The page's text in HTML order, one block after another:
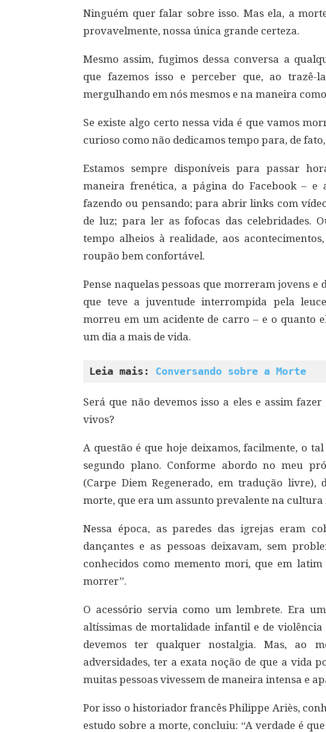
Ninguém quer falar sobre isso. Mas ela, a
provavelmente, nossa única grande certeza.
Mesmo assim, fugimos dessa conversa a
que fazemos isso e perceber que, ao trazê-
mergulhando em nós mesmos e na maneira
Se existe algo certo nessa vida é que vamos
curioso como não dedicamos tempo para, de
Estamos sempre disponíveis para passar
maneira frenética, a página do Facebook – e
fazendo ou pensando; para abrir links com
de luz; para ler as fofocas das celebridades.
tempo alheios à realidade, aos
roupão bem confortável.
Pense naquelas pessoas que morreram jovens
que teve a juventude interrompida pela
morreu em um acidente de carro – e o quanto
um dia a mais de vida.
Leia mais: Conversando sobre a Morte
Será que não devemos isso a eles e assim
vivos?
A questão é que hoje deixamos, facilmente, o
segundo plano. Conforme abordo no meu
(Carpe Diem Regenerado, em tradução
morte, que era um assunto prevalente na cultura
Nessa época, as paredes das igrejas eram
dançantes e as pessoas deixavam, sem
conhecidos como memento mori, que em
morrer”.
O acessório servia como um lembrete. Era
altíssimas de mortalidade infantil e de
devemos ter qualquer nostalgia. Mas, ao
adversidades, ter a exata noção de que a vida
muitas pessoas vivessem de maneira intensa e
Por isso o historiador francês Philippe Ariès,
estudo sobre a morte, concluiu: “A verdade é